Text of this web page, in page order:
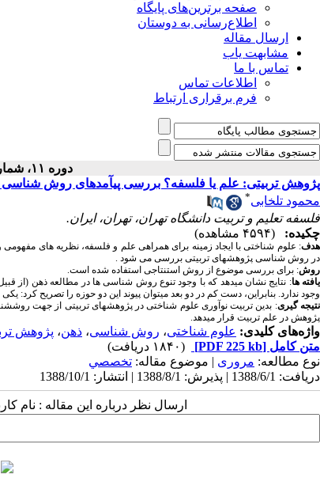
صفحه برترین‌های پایگاه
اطلاع‌رسانی به دوستان
ارسال مقاله
مشابهت یاب
تماس با ما
اطلاعات تماس
فرم برقراری ارتباط
دوره ۱۱، شماره ۴ - ( زمستان ۱۳۸۸ )
پژوهش تربیتی: علم یا فلسفه؟ بررسی پیآمدهای روش شناسی
محمود تلخابی*
فلسفه تعلیم و تربیت دانشگاه تهران، تهران، ایران.
چکیده:
(۴۵۹۴ مشاهده)
هدف: علوم شناختی با ایجاد زمینه برای همراهی علم و فلسفه، نظریه های
در روش شناسی پژوهشهای تربیتی بررسی می شود .
روش: برای بررسی موضوع از روش استنتاجی استفاده شده است.
یافته ها: نتایج نشان میدهد که با وجود تنوع روش شناسی ها در مطالعه ذهن (از
وجود ندارد. بنابراین، دست کم در دو بعد میتوان پیوند این دو حوزه را تصریح
نتیجه گیری: بدین تربیت نوآوری علوم شناختی در پژوهشهای تربیتی از جهت
پژوهش در علم تربیت قرار میدهد.
واژه‌های کلیدی: علوم شناختی، روش شناسی، ذهن، پژوهش
متن کامل [PDF 225 kb]
(۱۸۴۰ دریافت)
نوع مطالعه: مروری | موضوع مقاله: تخصصي
دریافت: 1388/6/1 | پذیرش: 1388/8/1 | انتشار: 1388/10/1
ارسال نظر درباره این مقاله : نام